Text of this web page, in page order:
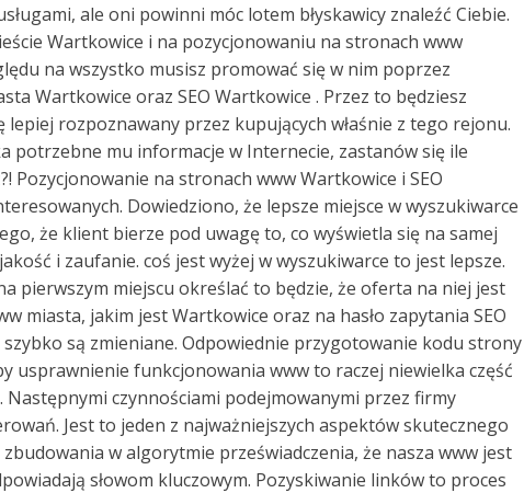
ale oni powinni móc lotem błyskawicy znaleźć Ciebie.
Wartkowice i na pozycjonowaniu na stronach www
na wszystko musisz promować się w nim poprzez
Wartkowice oraz SEO Wartkowice . Przez to będziesz
rozpoznawany przez kupujących właśnie z tego rejonu.
potrzebne mu informacje w Internecie, zastanów się ile
Pozycjonowanie na stronach www Wartkowice i SEO
Dowiedziono, że lepsze miejsce w wyszukiwarce
że klient bierze pod uwagę to, co wyświetla się na samej
i zaufanie. coś jest wyżej w wyszukiwarce to jest lepsze.
pierwszym miejscu określać to będzie, że oferta na niej jest
miasta, jakim jest Wartkowice oraz na hasło zapytania SEO
są zmieniane. Odpowiednie przygotowanie kodu strony
usprawnienie funkcjonowania www to raczej niewielka część
Następnymi czynnościami podejmowanymi przez firmy
Jest to jeden z najważniejszych aspektów skutecznego
w algorytmie przeświadczenia, że nasza www jest
słowom kluczowym. Pozyskiwanie linków to proces